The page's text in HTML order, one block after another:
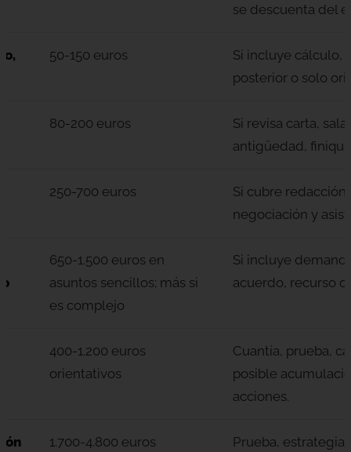
se descuenta del
50-150 euros
Si incluye cálculo,
posterior o solo
80-200 euros
Si revisa carta,
antigüedad,
250-700 euros
Si cubre
negociación y
650-1.500 euros en
asuntos sencillos; más si
es complejo
Si incluye
acuerdo, recurso o
400-1.200 euros
orientativos
Cuantía, prueba,
posible
acciones.
1.700-4.800 euros
Prueba,